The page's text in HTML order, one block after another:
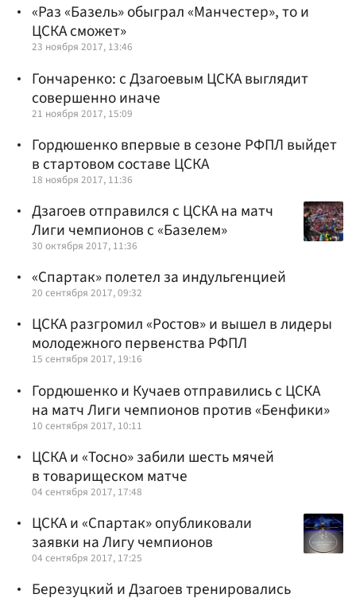
«Раз «Базель» обыграл «Манчестер», то и
ЦСКА сможет»
23 ноября 2017, 13:46
Гончаренко: с Дзагоевым ЦСКА выглядит
совершенно иначе
21 ноября 2017, 15:09
Гордюшенко впервые в сезоне РФПЛ выйдет
в стартовом составе ЦСКА
18 ноября 2017, 11:36
Дзагоев отправился с ЦСКА на матч
Лиги чемпионов с «Базелем»
30 октября 2017, 11:36
«Спартак» полетел за индульгенцией
20 сентября 2017, 09:32
ЦСКА разгромил «Ростов» и вышел в лидеры
молодежного первенства РФПЛ
15 сентября 2017, 19:16
Гордюшенко и Кучаев отправились с ЦСКА
на матч Лиги чемпионов против «Бенфики»
10 сентября 2017, 10:11
ЦСКА и «Тосно» забили шесть мячей
в товарищеском матче
04 сентября 2017, 17:48
ЦСКА и «Спартак» опубликовали
заявки на Лигу чемпионов
04 сентября 2017, 17:25
Березуцкий и Дзагоев тренировались